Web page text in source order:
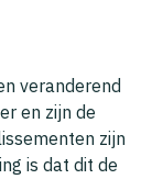
veranderend
en zijn de
zijn
is dat dit de